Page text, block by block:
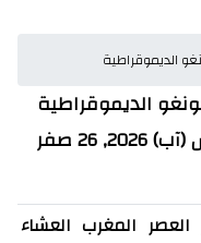
الديموقراطية
الديموقراطية
ومدنها المختلفة الأحد 9 أغسطس (آب) 2026, 26 صفر
العصر المغرب العشاء